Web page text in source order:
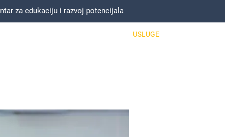
za edukaciju i razvoj potencijala
USLUGE